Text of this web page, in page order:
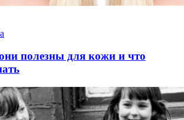
полезны для кожи и что